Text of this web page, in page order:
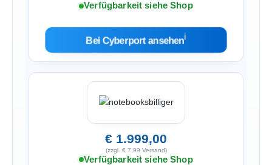
Verfügbarkeit siehe Shop
Bei Cyberport ansehenℹ︎
€ 1.999,00
(zzgl. € 7,99 Versand)
Verfügbarkeit siehe Shop